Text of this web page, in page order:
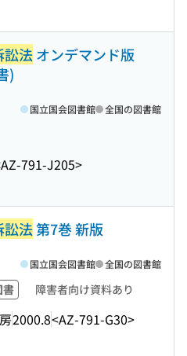
訟法オンデマンド版
)
791-J205>
国立国会図書館 全国の図書館
訟法第7巻 新版
書 障害者向け資料あり
2000.8<AZ-791-G30>
国立国会図書館 全国の図書館